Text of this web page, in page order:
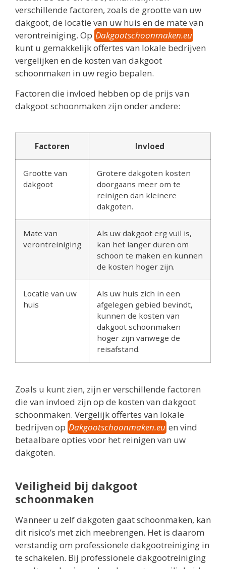
verschillende factoren, zoals de grootte van uw
dakgoot, de locatie van uw huis en de mate van
verontreiniging. Op Dakgootschoonmaken.eu
kunt u gemakkelijk offertes van lokale bedrijven
vergelijken en de kosten van dakgoot
schoonmaken in uw regio bepalen.
Factoren die invloed hebben op de prijs van
dakgoot schoonmaken zijn onder andere:
Factoren Invloed
Grootte van
dakgoot
Grotere dakgoten kosten
doorgaans meer om te
reinigen dan kleinere
dakgoten.
Mate van
verontreiniging
Als uw dakgoot erg vuil is,
kan het langer duren om
schoon te maken en kunnen
de kosten hoger zijn.
Locatie van uw
huis
Als uw huis zich in een
afgelegen gebied bevindt,
kunnen de kosten van
dakgoot schoonmaken
hoger zijn vanwege de
reisafstand.
Zoals u kunt zien, zijn er verschillende factoren
die van invloed zijn op de kosten van dakgoot
schoonmaken. Vergelijk offertes van lokale
bedrijven op Dakgootschoonmaken.eu en vind
betaalbare opties voor het reinigen van uw
dakgoten.
Veiligheid bij dakgoot
schoonmaken
Wanneer u zelf dakgoten gaat schoonmaken, kan
dit risico’s met zich meebrengen. Het is daarom
verstandig om professionele dakgootreiniging in
te schakelen. Bij professionele dakgootreiniging